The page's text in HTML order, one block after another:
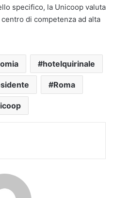
specifico, la Unicoop valuta
di competenza ad alta
hotelquirinale
Roma